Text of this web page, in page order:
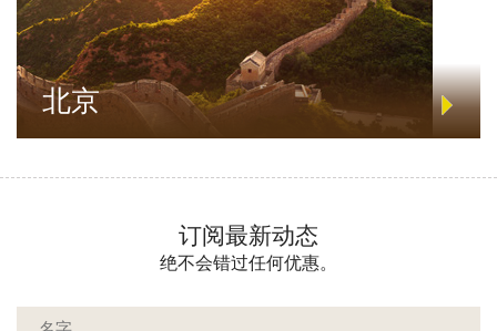
北京
订阅最新动态
绝不会错过任何优惠。